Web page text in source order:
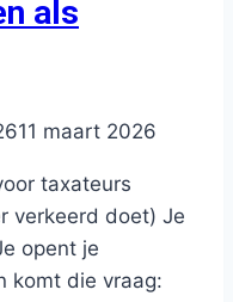
als
11 maart 2026
taxateurs
verkeerd doet) Je
opent je
komt die vraag: